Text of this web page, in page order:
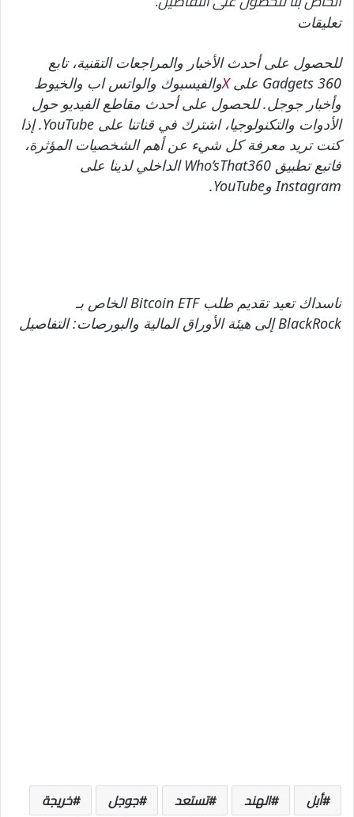
تعليقات
للحصول على أحدث الأخبار والمراجعات التقنية، تابع
Gadgets 360 على
Xوالفيسبوك والواتس اب والخيوط
وأخبار جوجل. للحصول على أحدث مقاطع الفيديو حول
الأدوات والتكنولوجيا، اشترك في قناتنا على YouTube. إذا
كنت تريد معرفة كل شيء عن أهم الشخصيات المؤثرة،
فاتبع تطبيق Who’sThat360 الداخلي لدينا على
Instagram وYouTube.
ناسداك تعيد تقديم طلب Bitcoin ETF الخاص بـ
BlackRock إلى هيئة الأوراق المالية والبورصات: التفاصيل
أبل الهند تستعد جوجل
خريجة